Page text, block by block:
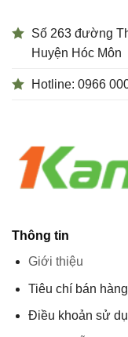
Số 263 đường
Huyện Hóc Môn
Hotline: 0966
Thông tin
Giới thiệu
Tiêu chí bán hàng
Điều khoản sử